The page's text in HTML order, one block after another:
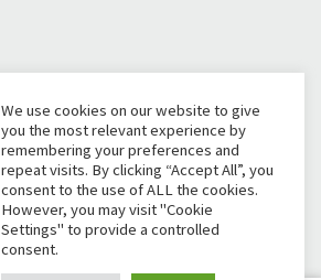
We use cookies on our website to give
you the most relevant experience by
remembering your preferences and
repeat visits. By clicking “Accept All”, you
consent to the use of ALL the cookies.
However, you may visit "Cookie
Settings" to provide a controlled
consent.